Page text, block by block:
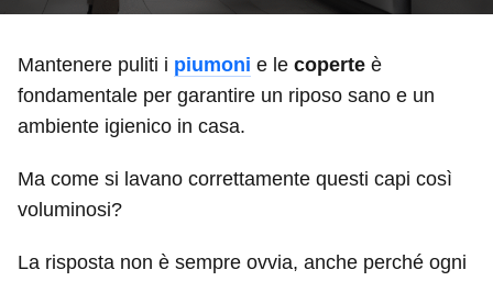
Mantenere puliti i piumoni e le coperte è
fondamentale per garantire un riposo sano e un
ambiente igienico in casa.
Ma come si lavano correttamente questi capi così
voluminosi?
La risposta non è sempre ovvia, anche perché ogni